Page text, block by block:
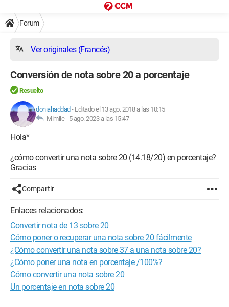
Forum
Ver originales (Francés)
Conversión de nota sobre 20 a porcentaje
Resuelto
doniahaddad - Editado el 13 ago. 2018 a las 10:15
Mimile - 5 ago. 2023 a las 15:47
Hola*
¿cómo convertir una nota sobre 20 (14.18/20) en porcentaje?
Gracias
Compartir
Enlaces relacionados:
Convertir nota de 13 sobre 20
Cómo poner o recuperar una nota sobre 20 fácilmente
¿Cómo convertir una nota sobre 37 a una nota sobre 20?
¿Cómo poner una nota en porcentaje /100%?
Cómo convertir una nota sobre 20
Un porcentaje en nota sobre 20